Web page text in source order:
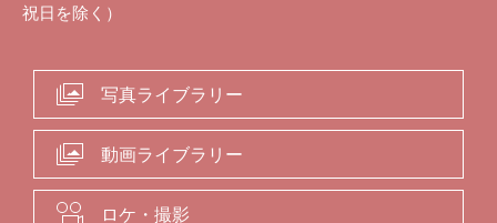
祝日を除く）
写真ライブラリー
動画ライブラリー
ロケ・撮影